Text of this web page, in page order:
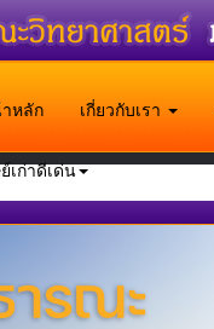
หลัก เกี่ยวกับเรา
เก่าดีเด่น